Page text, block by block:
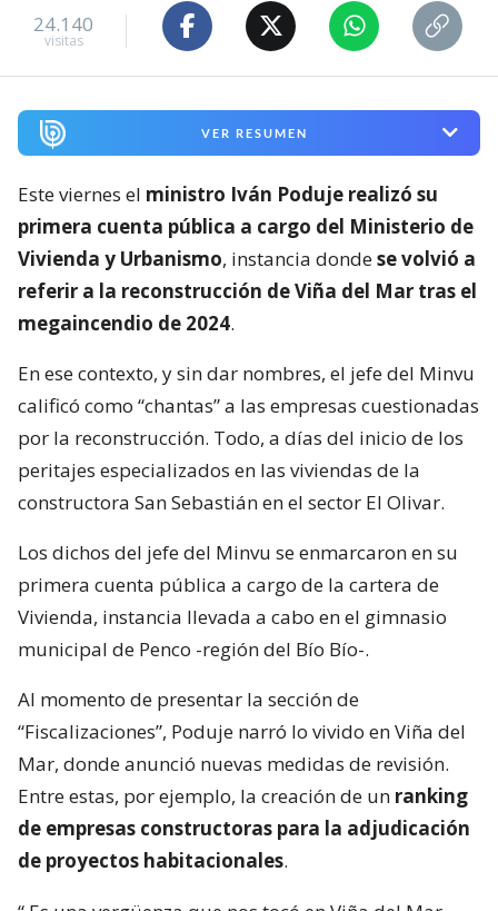
24.140
visitas
VER RESUMEN
Este viernes el ministro Iván Poduje realizó su
primera cuenta pública a cargo del Ministerio de
Vivienda y Urbanismo, instancia dondese volvió a
referir a la reconstrucción de Viña del Mar tras el
megaincendio de 2024.
En ese contexto, y sin dar nombres, el jefe del Minvu
calificó como “chantas” a las empresas cuestionadas
por la reconstrucción. Todo, a días del inicio de los
peritajes especializados en las viviendas de la
constructora San Sebastián en el sector El Olivar.
Los dichos del jefe del Minvu se enmarcaron en su
primera cuenta pública a cargo de la cartera de
Vivienda, instancia llevada a cabo en el gimnasio
municipal de Penco -región del Bío Bío-.
Al momento de presentar la sección de
“Fiscalizaciones”, Poduje narró lo vivido en Viña del
Mar, donde anunció nuevas medidas de revisión.
Entre estas, por ejemplo, la creación de un ranking
de empresas constructoras para la adjudicación
de proyectos habitacionales.